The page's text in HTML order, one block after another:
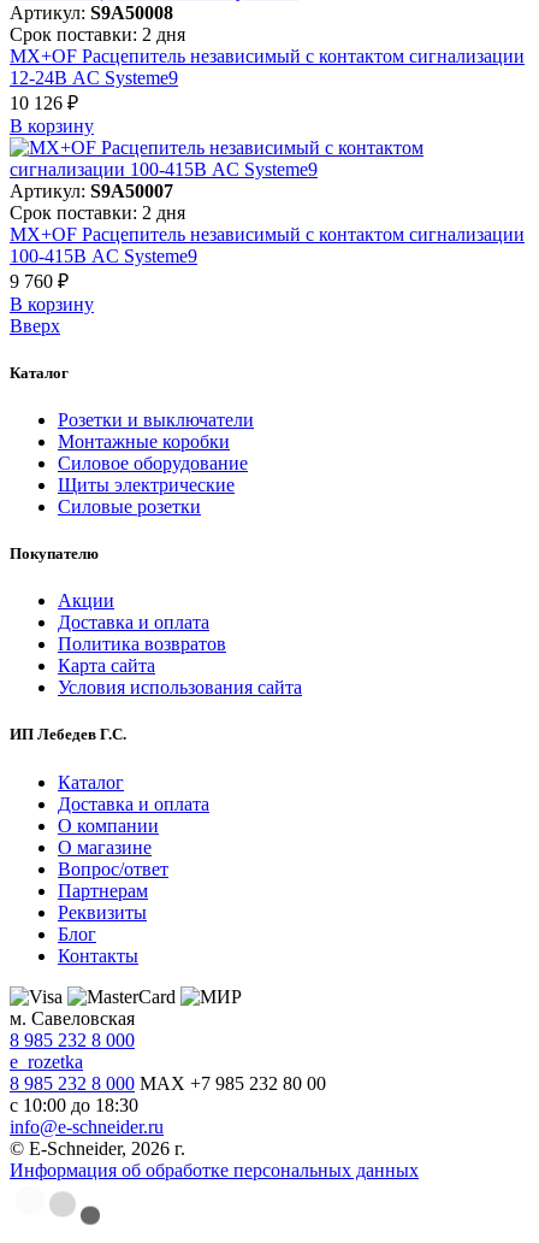
Артикул: S9A50008
Срок поставки: 2 дня
MX+OF Расцепитель независимый с контактом сигнализации
12-24В AC Systeme9
10 126 ₽
В корзинy
Артикул: S9A50007
Срок поставки: 2 дня
MX+OF Расцепитель независимый с контактом сигнализации
100-415В AC Systeme9
9 760 ₽
В корзинy
Вверх
Каталог
Розетки и выключатели
Монтажные коробки
Силовое оборудование
Щиты электрические
Силовые розетки
Покупателю
Акции
Доставка и оплата
Политика возвратов
Карта сайта
Условия использования сайта
ИП Лебедев Г.С.
Каталог
Доставка и оплата
О компании
О магазине
Вопрос/ответ
Партнерам
Реквизиты
Блог
Контакты
м. Савеловская
8 985 232 8 000
e_rozetka
8 985 232 8 000 MAX +7 985 232 80 00
с 10:00 до 18:30
info@e-schneider.ru
© E-Schneider, 2026 г.
Информация об обработке персональных данных